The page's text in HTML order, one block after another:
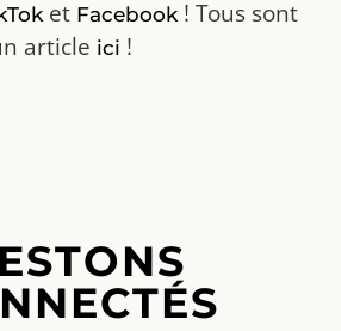
et Facebook! Tous sont
article ici !